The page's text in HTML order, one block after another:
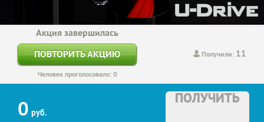
Получили: 11
Акция завершилась
ПОВТОРИТЬ АКЦИЮ
Человек проголосовало: 0
0 руб.
ПОЛУЧИТЬ